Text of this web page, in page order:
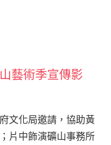
藝術季宣傳影
文化局邀請，協助黃
片中飾演礦山事務所